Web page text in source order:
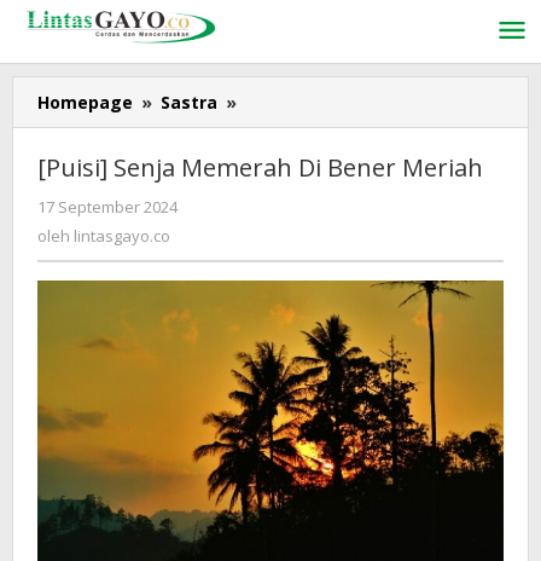
Lewati
konten
Homepage » Sastra »
Senja
Memerah
Di
[Puisi] Senja Memerah Di Bener Meriah
17 September 2024
oleh lintasgayo.co